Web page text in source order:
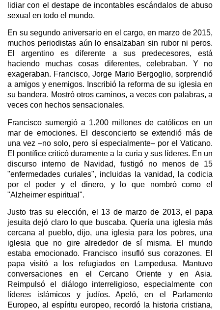
lidiar con el destape de incontables escándalos de abuso
sexual en todo el mundo.
En su segundo aniversario en el cargo, en marzo de 2015,
muchos periodistas aún lo ensalzaban sin rubor ni peros.
El argentino es diferente a sus predecesores, está
haciendo muchas cosas diferentes, celebraban. Y no
exageraban. Francisco, Jorge Mario Bergoglio, sorprendió
a amigos y enemigos. Inscribió la reforma de su iglesia en
su bandera. Mostró otros caminos, a veces con palabras, a
veces con hechos sensacionales.
Francisco sumergió a 1.200 millones de católicos en un
mar de emociones. El desconcierto se extendió más de
una vez –no solo, pero sí especialmente– por el Vaticano.
El pontífice criticó duramente a la curia y sus líderes. En un
discurso interno de Navidad, fustigó no menos de 15
"enfermedades curiales", incluidas la vanidad, la codicia
por el poder y el dinero, y lo que nombró como el
"Alzheimer espiritual".
Justo tras su elección, el 13 de marzo de 2013, el papa
jesuita dejó claro lo que buscaba. Quería una iglesia más
cercana al pueblo, dijo, una iglesia para los pobres, una
iglesia que no gire alrededor de sí misma. El mundo
estaba emocionado. Francisco insufló sus corazones. El
papa visitó a los refugiados en Lampedusa. Mantuvo
conversaciones en el Cercano Oriente y en Asia.
Reimpulsó el diálogo interreligioso, especialmente con
líderes islámicos y judíos. Apeló, en el Parlamento
Europeo, al espíritu europeo, recordó la historia cristiana,